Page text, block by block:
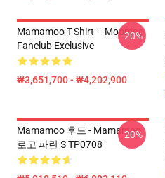
Mamamoo T-Shirt – Moomoo
Fanclub Exclusive
₩3,651,700 - ₩4,202,900
-20%
Mamamoo 후드 - Mamamoo
로고 파란 S TP0708
-20%